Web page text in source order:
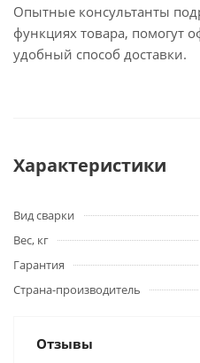
Опытные консультанты
функциях товара, помогут
удобный способ доставки.
Характеристики
Вид сварки
Вес, кг
Гарантия
Страна-производитель
Отзывы